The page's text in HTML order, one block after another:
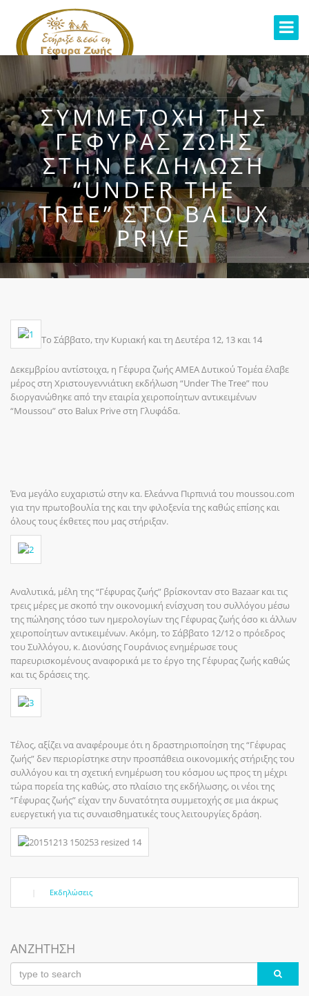
ΣΥΜΜΕΤΟΧΉ ΤΗΣ
ΓΈΦΥΡΑΣ ΖΩΉΣ
ΣΤΗΝ ΕΚΔΉΛΩΣΗ
“UNDER THE
TREE” ΣΤΟ BALUX
PRIVE
Το Σάββατο, την Κυριακή και τη Δευτέρα 12, 13 και 14
Δεκεμβρίου αντίστοιχα, η Γέφυρα ζωής ΑΜΕΑ Δυτικού Τομέα έλαβε
μέρος στη Χριστουγεννιάτικη εκδήλωση “Under The Tree” που
διοργανώθηκε από την εταιρία χειροποίητων αντικειμένων
“Moussou” στο Balux Prive στη Γλυφάδα.
Ένα μεγάλο ευχαριστώ στην κα. Ελεάννα Πιρπινιά του moussou.com
για την πρωτοβουλία της και την φιλοξενία της καθώς επίσης και
όλους τους έκθετες που μας στήριξαν.
Αναλυτικά, μέλη της “Γέφυρας ζωής” βρίσκονταν στο Bazaar και τις
τρεις μέρες με σκοπό την οικονομική ενίσχυση του συλλόγου μέσω
της πώλησης τόσο των ημερολογίων της Γέφυρας ζωής όσο κι άλλων
χειροποίητων αντικειμένων. Ακόμη, το Σάββατο 12/12 ο πρόεδρος
του Συλλόγου, κ. Διονύσης Γουράνιος ενημέρωσε τους
παρευρισκομένους αναφορικά με το έργο της Γέφυρας ζωής καθώς
και τις δράσεις της.
Τέλος, αξίζει να αναφέρουμε ότι η δραστηριοποίηση της “Γέφυρας
ζωής” δεν περιορίστηκε στην προσπάθεια οικονομικής στήριξης του
συλλόγου και τη σχετική ενημέρωση του κόσμου ως προς τη μέχρι
τώρα πορεία της καθώς, στο πλαίσιο της εκδήλωσης, οι νέοι της
“Γέφυρας ζωής” είχαν την δυνατότητα συμμετοχής σε μια άκρως
ευεργετική για τις συναισθηματικές τους λειτουργίες δράση.
Εκδηλώσεις
ΑΝΖΗΤΗΣΗ